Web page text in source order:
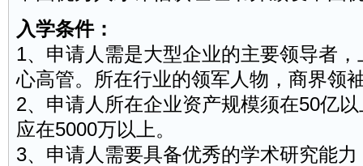
入学条件：
1、申请人需是大型企业的主要领导者
心高管。所在行业的领军人物，商界领
2、申请人所在企业资产规模须在50亿
应在5000万以上。
3、申请人需要具备优秀的学术研究能